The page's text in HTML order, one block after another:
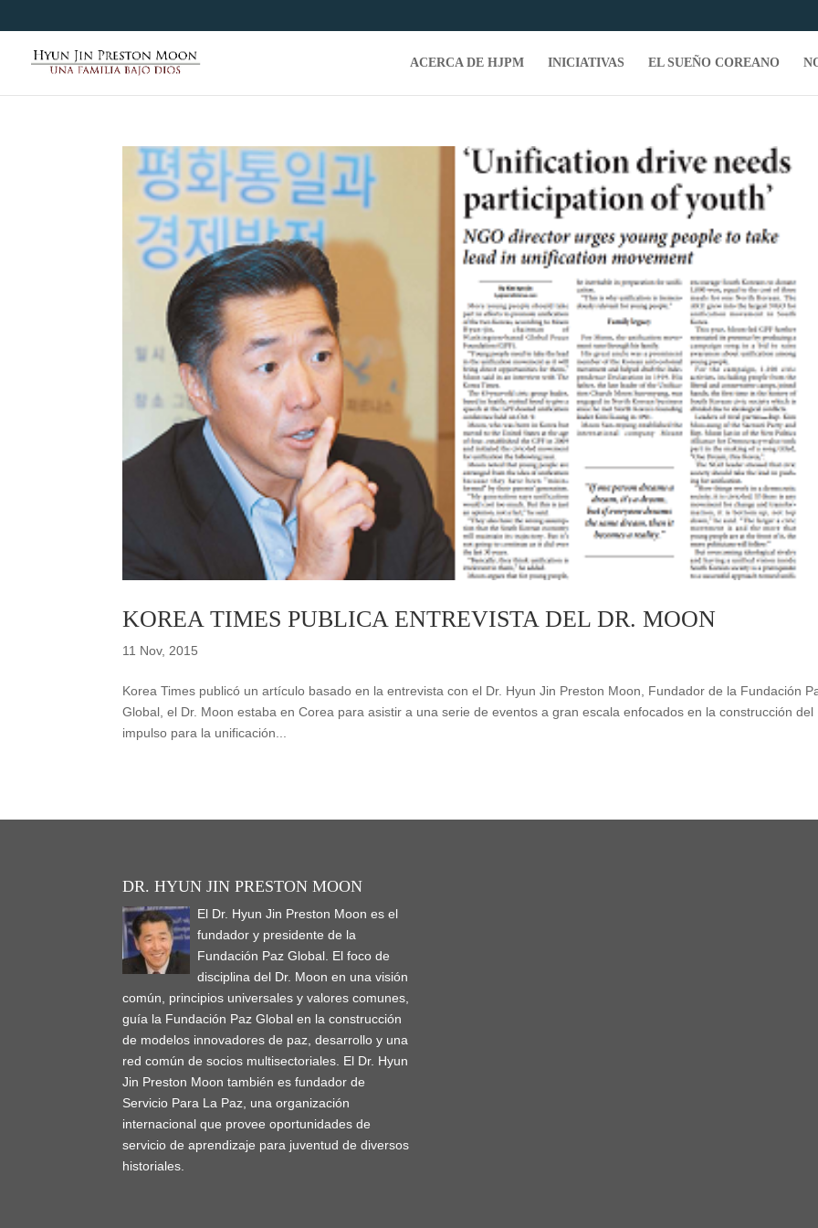
ACERCA DE HJPM INICIATIVAS EL SUEÑO COREANO
KOREA TIMES PUBLICA ENTREVISTA DEL DR. MOON
11 Nov, 2015
Korea Times publicó un artículo basado en la entrevista con el Dr. Hyun Jin Preston Moon, Fundador de la Fundación
Global, el Dr. Moon estaba en Corea para asistir a una serie de eventos a gran escala enfocados en la construcción del
impulso para la unificación...
DR. HYUN JIN PRESTON MOON
El Dr. Hyun Jin Preston Moon es el
fundador y presidente de la
Fundación Paz Global. El foco de
disciplina del Dr. Moon en una visión
común, principios universales y valores comunes,
guía la Fundación Paz Global en la construcción
de modelos innovadores de paz, desarrollo y una
red común de socios multisectoriales. El Dr. Hyun
Jin Preston Moon también es fundador de
Servicio Para La Paz, una organización
internacional que provee oportunidades de
servicio de aprendizaje para juventud de diversos
historiales.